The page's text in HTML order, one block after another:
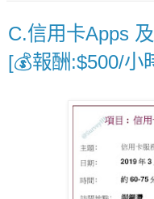
C.信用卡Apps
[💰報酬:$500/小